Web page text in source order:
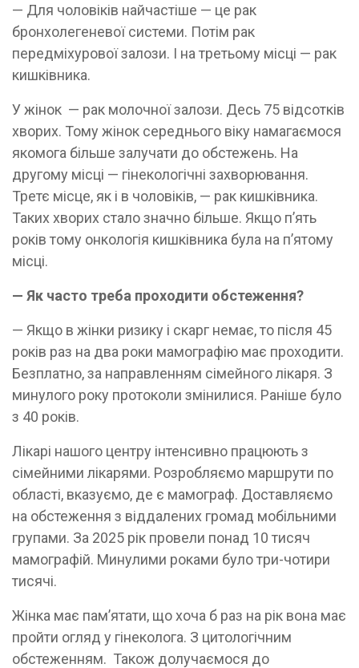
— Для чоловіків найчастіше — це рак
бронхолегеневої системи. Потім рак
передміхурової залози. І на третьому місці — рак
кишківника.
У жінок — рак молочної залози. Десь 75 відсотків
хворих. Тому жінок середнього віку намагаємося
якомога більше залучати до обстежень. На
другому місці — гінекологічні захворювання.
Третє місце, як і в чоловіків, — рак кишківника.
Таких хворих стало значно більше. Якщо п’ять
років тому онкологія кишківника була на п’ятому
місці.
— Як часто треба проходити обстеження?
— Якщо в жінки ризику і скарг немає, то після 45
років раз на два роки мамографію має проходити.
Безплатно, за направленням сімейного лікаря. З
минулого року протоколи змінилися. Раніше було
з 40 років.
Лікарі нашого центру інтенсивно працюють з
сімейними лікарями. Розробляємо маршрути по
області, вказуємо, де є мамограф. Доставляємо
на обстеження з віддалених громад мобільними
групами. За 2025 рік провели понад 10 тисяч
мамографій. Минулими роками було три-чотири
тисячі.
Жінка має пам’ятати, що хоча б раз на рік вона має
пройти огляд у гінеколога. З цитологічним
обстеженням. Також долучаємося до